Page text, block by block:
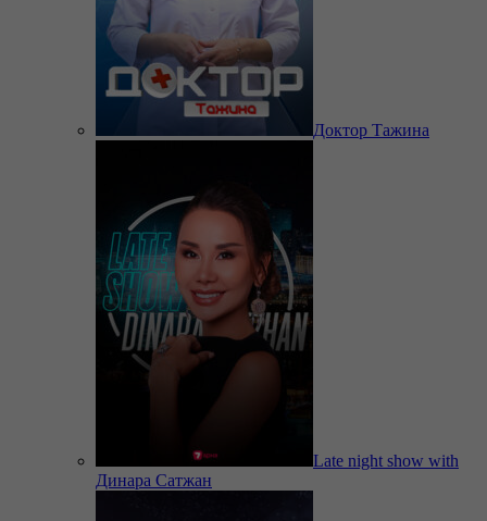
Доктор Тажина
Late night show with
Динара Сатжан